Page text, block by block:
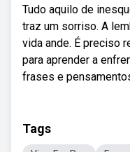
Tudo aquilo de
traz um sorriso. A
vida ande. É preciso
para aprender a
frases e
Tags